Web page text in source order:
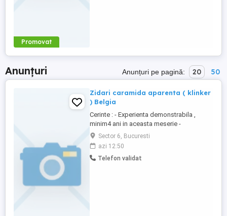
Promovat
Anunțuri Anunțuri pe pagină: 20 50
Zidari caramida aparenta ( klinker
) Belgia
Cerinte : - Experienta demonstrabila ,
minim4 ani in aceasta meserie -
Cunostinte limba engleza franceza , nivel
mediu - Permis auto B , masina personala ,
este un avantaj Se ofera : - Salariul NET
3000 - 4000 EUR , in functie de experienta -
Sector 6, Bucuresti
azi 12:50
Telefon validat